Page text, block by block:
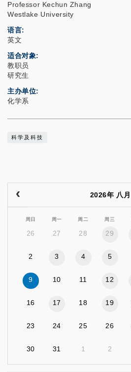
Professor Kechun Zhang
Westlake University
语言
英文
适合对象
教职员
研究生
主办单位
化学系
科学及科技
2026年 八月
周日 周一 周二 周三
26 27 28 29
2 3 4 5
9 10 11 12
16 17 18 19
23 24 25 26
30 31 1 2